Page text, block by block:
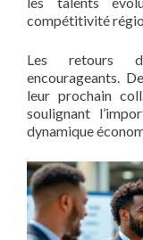
compétitivité
Les retours
encourageants.
leur prochain
soulignant
dynamique